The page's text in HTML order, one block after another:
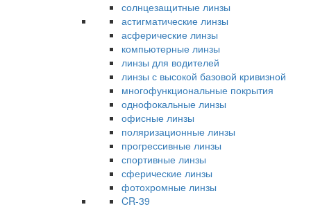
солнцезащитные линзы
астигматические линзы
асферические линзы
компьютерные линзы
линзы для водителей
линзы с высокой базовой кривизной
многофункциональные покрытия
однофокальные линзы
офисные линзы
поляризационные линзы
прогрессивные линзы
спортивные линзы
сферические линзы
фотохромные линзы
CR-39